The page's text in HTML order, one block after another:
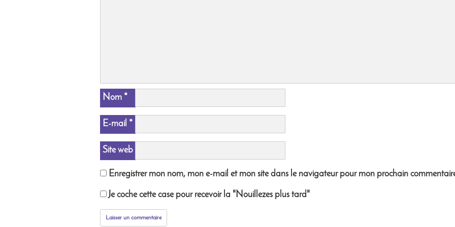
Nom *
E-mail *
Site web
Enregistrer mon nom, mon e-mail et mon site dans le navigateur pour mon prochain
Je coche cette case pour recevoir la "Nouillezes plus tard"